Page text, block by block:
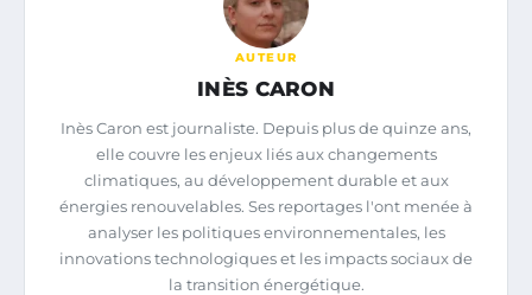
AUTEUR
INÈS CARON
Inès Caron est journaliste. Depuis plus de quinze ans,
elle couvre les enjeux liés aux changements
climatiques, au développement durable et aux
énergies renouvelables. Ses reportages l'ont menée à
analyser les politiques environnementales, les
innovations technologiques et les impacts sociaux de
la transition énergétique.